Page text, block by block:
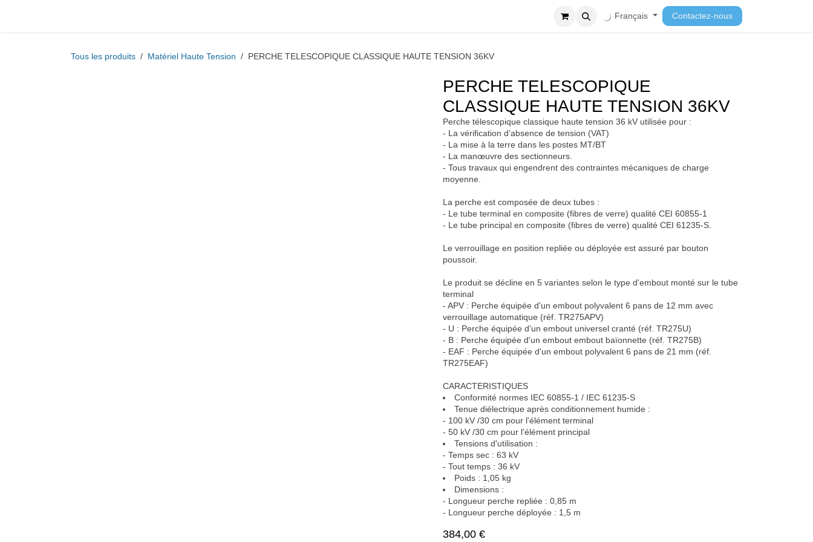
Recrutement Cours Français Contactez-nous
Tous les produits Matériel Haute Tension PERCHE TELESCOPIQUE CLASSIQUE HAUTE TENSION 36KV
PERCHE TELESCOPIQUE
CLASSIQUE HAUTE TENSION 36KV
Perche télescopique classique haute tension 36 kV utilisée pour :
- La vérification d’absence de tension (VAT)
- La mise à la terre dans les postes MT/BT
- La manœuvre des sectionneurs.
- Tous travaux qui engendrent des contraintes mécaniques de charge
moyenne.
La perche est composée de deux tubes :
- Le tube terminal en composite (fibres de verre) qualité CEI 60855-1
- Le tube principal en composite (fibres de verre) qualité CEI 61235-S.
Le verrouillage en position repliée ou déployée est assuré par bouton
poussoir.
Le produit se décline en 5 variantes selon le type d'embout monté sur
le tube terminal
- APV : Perche équipée d'un embout polyvalent 6 pans de 12 mm avec
verrouillage automatique (réf. TR275APV)
- U : Perche équipée d'un embout universel cranté (réf. TR275U)
- B : Perche équipée d'un embout embout baïonnette (réf. TR275B)
- EAF : Perche équipée d'un embout polyvalent 6 pans de 21 mm (réf.
TR275EAF)
CARACTERISTIQUES
Conformité normes IEC 60855-1 / IEC 61235-S
Tenue diélectrique après conditionnement humide :
- 100 kV /30 cm pour l'élément terminal
- 50 kV /30 cm pour l'élément principal
Tensions d'utilisation :
- Temps sec : 63 kV
- Tout temps : 36 kV
Poids : 1,05 kg
Dimensions :
- Longueur perche repliée : 0,85 m
- Longueur perche déployée : 1,5 m
384,00€